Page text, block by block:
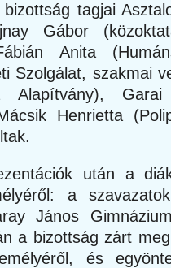
tagjai
Gábor
Anita
Szolgálat, szakmai
Alapítvány), Garai
Henrietta
után a
a
János
a bizottság zárt
és